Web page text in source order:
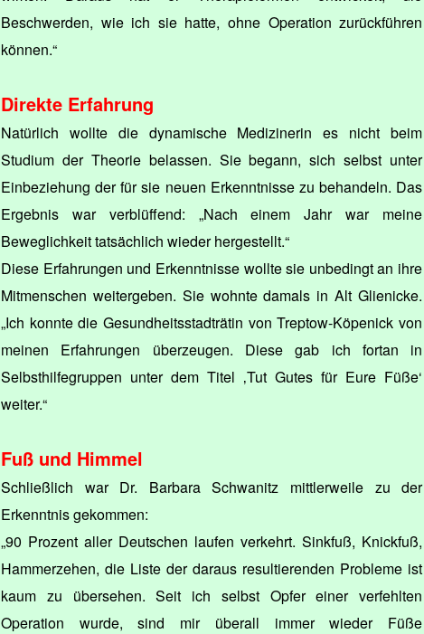
Beschwerden, wie ich sie hatte, ohne Operation zurückführen
können.“
Direkte Erfahrung
Natürlich wollte die dynamische Medizinerin es nicht beim
Studium der Theorie belassen. Sie begann, sich selbst unter
Einbeziehung der für sie neuen Erkenntnisse zu behandeln. Das
Ergebnis war verblüffend: „Nach einem Jahr war meine
Beweglichkeit tatsächlich wieder hergestellt.“
Diese Erfahrungen und Erkenntnisse wollte sie unbedingt an ihre
Mitmenschen weitergeben. Sie wohnte damals in Alt Glienicke.
„Ich konnte die Gesundheitsstadträtin von Treptow-Köpenick von
meinen Erfahrungen überzeugen. Diese gab ich fortan in
Selbsthilfegruppen unter dem Titel ‚Tut Gutes für Eure Füße‘
weiter.“
Fuß und Himmel
Schließlich war Dr. Barbara Schwanitz mittlerweile zu der
Erkenntnis gekommen:
„90 Prozent aller Deutschen laufen verkehrt. Sinkfuß, Knickfuß,
Hammerzehen, die Liste der daraus resultierenden Probleme ist
kaum zu übersehen. Seit ich selbst Opfer einer verfehlten
Operation wurde, sind mir überall immer wieder Füße